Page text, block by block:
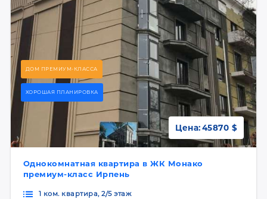
ДОМ ПРЕМИУМ-КЛАССА
ХОРОШАЯ ПЛАНИРОВКА
Однокомнатная квартира в ЖК Монако
премиум-класс Ирпень
Цена:45870 $
1 ком. квартира, 2/5 этаж